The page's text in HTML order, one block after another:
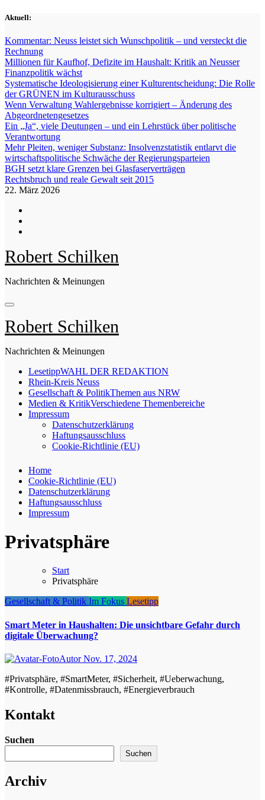
Zum
springen
Aktuell:
Kommentar: Neuss leistet sich Wunschpolitik – und versteckt die
Rechnung
Millionen für Kaufhof, Defizite im Haushalt: Kritik an Neusser
Finanzpolitik wächst
Systematische Ideologisierung einer Kulturentscheidung: Die Rolle
der GRÜNEN im Kulturausschuss
Wenn Verwaltung Wahlergebnisse korrigiert – Änderung des
Abgeordnetengesetzes
Ein „Ja“, viele Deutungen – und ein Lehrstück über politische
Verantwortung
Mehr Pleiten, weniger Substanz: Insolvenzstatistik entlarvt die
wirtschaftspolitische Schwäche der Regierungsparteien
BGH setzt klare Grenzen bei Glasfaserverträgen
Rechtsbruch und reale Gewalt seit 2015
22. März 2026
Robert Schilken
Nachrichten & Meinungen
Robert Schilken
Nachrichten & Meinungen
LesetippWAHL DER REDAKTION
Rhein-Kreis Neuss
Gesellschaft & PolitikThemen aus NRW
Medien & KritikVerschiedene Themenbereiche
Impressum
Datenschutzerklärung
Haftungsausschluss
Cookie-Richtlinie (EU)
Home
Cookie-Richtlinie (EU)
Datenschutzerklärung
Haftungsausschluss
Impressum
Privatsphäre
Start
Privatsphäre
Gesellschaft & Politik Im Fokus Lesetipp
Smart Meter in Haushalten: Die unsichtbare Gefahr durch
digitale Überwachung?
AutorNov. 17, 2024
#Privatsphäre, #SmartMeter, #Sicherheit, #Ueberwachung,
#Kontrolle, #Datenmissbrauch, #Energieverbrauch
Kontakt
Suchen
Suchen
Archiv